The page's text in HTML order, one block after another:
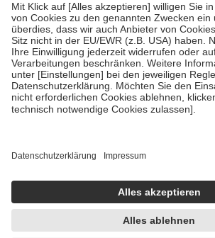
fallenkeine Zuzahlungenan bei:
• Kindern und Jugendlichen bis zum
mit Ausnahme der Fahrkosten
• Untersuchungen zur Vorsorge und
GKV getragen werden
• empfohlenen Schutzimpfungen
• Harn- und Blutteststreifen
getroffen, um sicherzustellen, dass es sich um
https://help.etrusted.com/hc/de/articles/
Einige Bilder und Inhalte wurden unter